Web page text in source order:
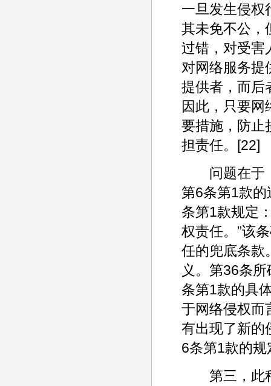
一旦发生侵权
其未免不公，
过错，对受害
对网络服务提
提供者，而后
因此，只要网
要措施，防止
担责任。[22]
问题在于，
第6条第1款
条第1款规定
权责任。”该
任的兜底条款
义。第36条
条第1款的具
于网络侵权而
有出现了新的
6条第1款的规
第三，此种